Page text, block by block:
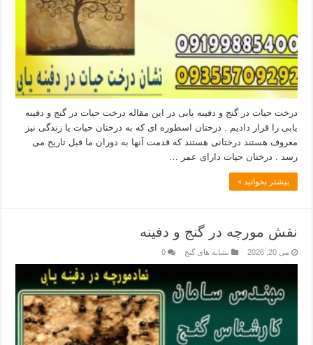
درخت حیات در گنج و دفینه یابی در این مقاله درخت حیات در گنج و دفینه
یابی را قرار دادیم . درختان اسطوره ای که به درختان حیات یا زندگی نیز
معروف هستند درختانی هستند که قدمت آنها به دوران ما قبل تاریخ می
رسد . درختان حیات دارای عمر …
بیشتر بخوانید »
نقش مورچه در گنج و دفینه
می 20, 2026 نشانه های گنج 0